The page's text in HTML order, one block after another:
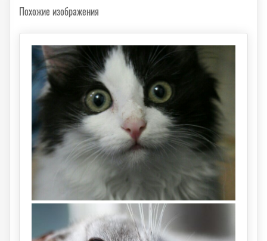
Похожие изображения